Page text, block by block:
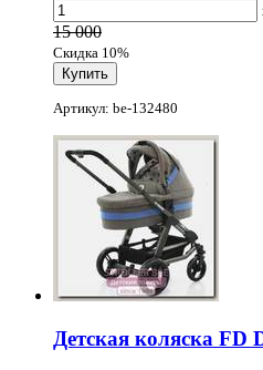
15 000
Скидка 10%
Артикул: be-132480
Детская коляска FD